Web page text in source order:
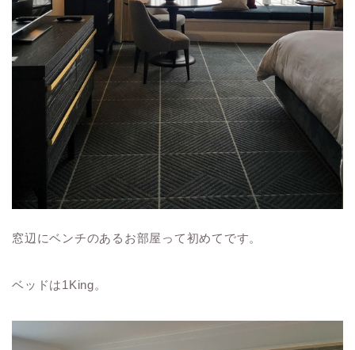
窓辺にベンチのあるお部屋って初めてです。
ベッドは1King。